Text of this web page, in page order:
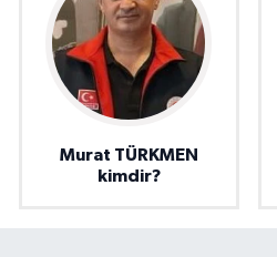
Murat TÜRKMEN
kimdir?